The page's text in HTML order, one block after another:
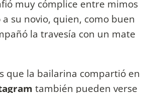
muy cómplice entre mimos
su novio, quien, como buen
la travesía con un mate
que la bailarina compartió en
también pueden verse